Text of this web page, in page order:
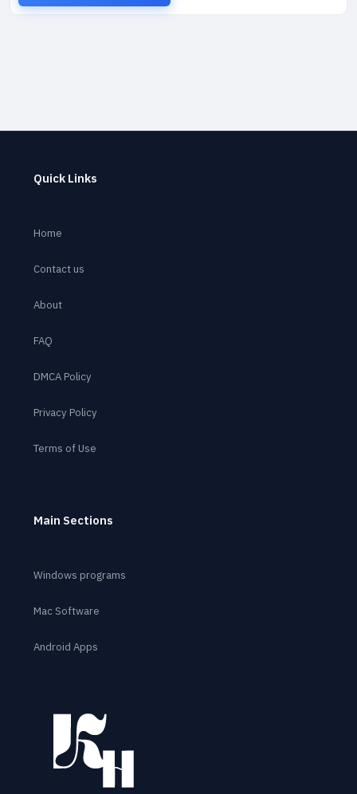
Quick Links
Home
Contact us
About
FAQ
DMCA Policy
Privacy Policy
Terms of Use
Main Sections
Windows programs
Mac Software
Android Apps